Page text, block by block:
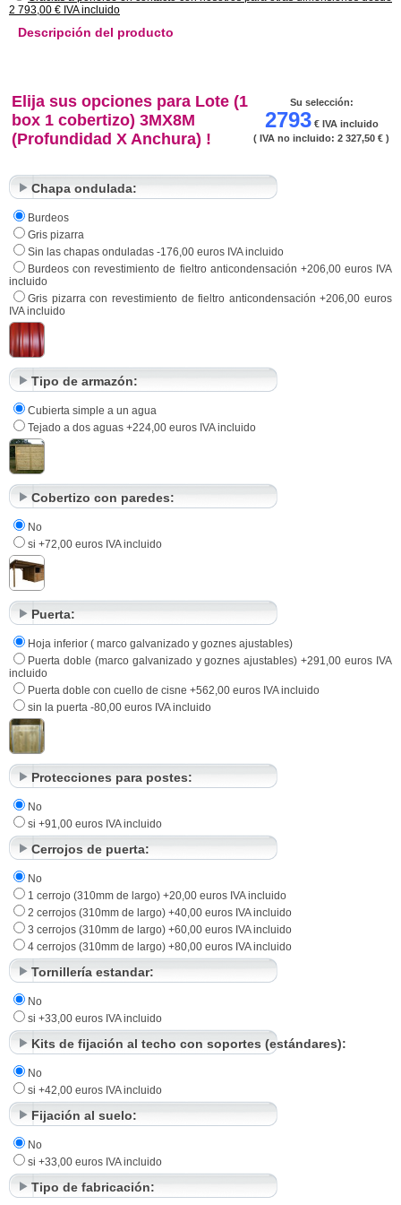
módulos a su cobertizo o box comprando piezas suplementarias en la sección
"piezas de construcción al detalle".
2 793,00 € IVA incluido
Descripción del producto
Elija sus opciones para Lote (1
box 1 cobertizo) 3MX8M
(Profundidad X Anchura) !
Su selección:
2793 € IVA incluido
( IVA no incluido: 2 327,50 € )
Chapa ondulada:
Burdeos
Gris pizarra
Sin las chapas onduladas -176,00 euros IVA incluido
Burdeos con revestimiento de fieltro anticondensación +206,00 euros IVA
incluido
Gris pizarra con revestimiento de fieltro anticondensación +206,00 euros
IVA incluido
Tipo de armazón:
Cubierta simple a un agua
Tejado a dos aguas +224,00 euros IVA incluido
Cobertizo con paredes:
No
si +72,00 euros IVA incluido
Puerta:
Hoja inferior ( marco galvanizado y goznes ajustables)
Puerta doble (marco galvanizado y goznes ajustables) +291,00 euros IVA
incluido
Puerta doble con cuello de cisne +562,00 euros IVA incluido
sin la puerta -80,00 euros IVA incluido
Protecciones para postes:
No
si +91,00 euros IVA incluido
Cerrojos de puerta:
No
1 cerrojo (310mm de largo) +20,00 euros IVA incluido
2 cerrojos (310mm de largo) +40,00 euros IVA incluido
3 cerrojos (310mm de largo) +60,00 euros IVA incluido
4 cerrojos (310mm de largo) +80,00 euros IVA incluido
Tornillería estandar:
No
si +33,00 euros IVA incluido
Kits de fijación al techo con soportes (estándares):
No
si +42,00 euros IVA incluido
Fijación al suelo:
No
si +33,00 euros IVA incluido
Tipo de fabricación: